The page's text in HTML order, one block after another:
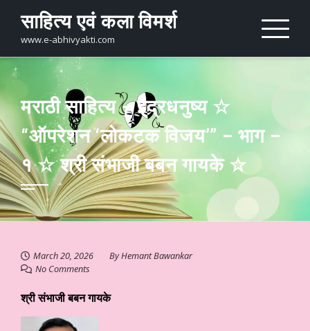
content
साहित्य एवं कला विमर्श
www.e-abhivyakti.com
मराठी साहित्य – इंद्रधनुष्य ☆
“ऑपरेशन ‘लोकटक विजय’” – भाग –
१ ☆ श्री संभाजी बबन गायके ☆
March 20, 2026 ByHemant Bawankar
No Comments
श्री संभाजी बबन गायके